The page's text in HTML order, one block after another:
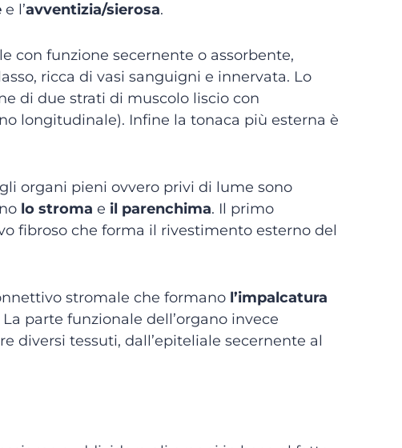
e l’avventizia/sierosa.
con funzione secernente o assorbente,
ricca di vasi sanguigni e innervata. Lo
di due strati di muscolo liscio con
longitudinale). Infine la tonaca più esterna è
organi pieni ovvero privi di lume sono
lo stroma e il parenchima. Il primo
fibroso che forma il rivestimento esterno del
stromale che formano l’impalcatura
parte funzionale dell’organo invece
diversi tessuti, dall’epiteliale secernente al